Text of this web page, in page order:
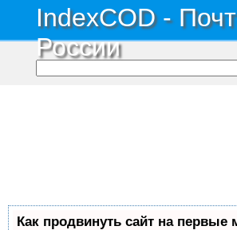
IndexCOD -
России
Как продвинуть сайт на первые